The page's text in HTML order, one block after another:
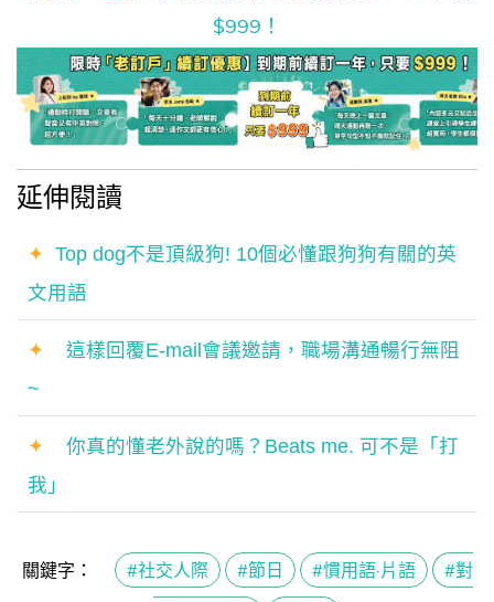
$999！
延伸閱讀
✦ Top dog不是頂級狗! 10個必懂跟狗狗有關的英
文用語
✦
這樣回覆E-mail會議邀請，職場溝通暢行無阻
~
✦
你真的懂老外說的嗎？Beats me. 可不是「打
我」
關鍵字： #社交人際 #節日 #慣用語·片語
#對